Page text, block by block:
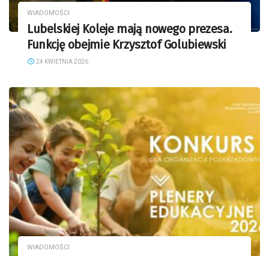
WIADOMOŚCI
Lubelskiej Koleje mają nowego prezesa.
Funkcję obejmie Krzysztof Golubiewski
24 KWIETNIA 2026
WIADOMOŚCI